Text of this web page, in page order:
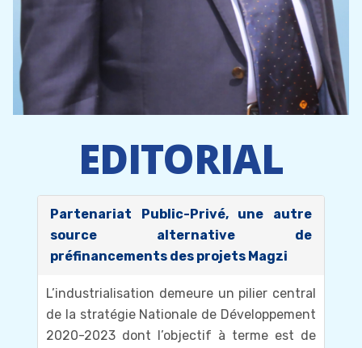
EDITORIAL
Partenariat Public-Privé, une autre
source alternative de
préfinancements des projets Magzi
L’industrialisation demeure un pilier central
de la stratégie Nationale de Développement
2020-2023 dont l’objectif à terme est de